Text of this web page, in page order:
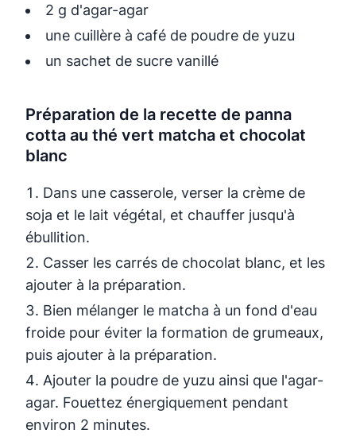
2 g d'agar-agar
une cuillère à café de poudre de yuzu
un sachet de sucre vanillé
Préparation de la recette de panna
cotta au thé vert matcha et chocolat
blanc
Dans une casserole, verser la crème de
soja et le lait végétal, et chauffer jusqu'à
ébullition.
Casser les carrés de chocolat blanc, et les
ajouter à la préparation.
Bien mélanger le matcha à un fond d'eau
froide pour éviter la formation de grumeaux,
puis ajouter à la préparation.
Ajouter la poudre de yuzu ainsi que l'agar-
agar. Fouettez énergiquement pendant
environ 2 minutes.